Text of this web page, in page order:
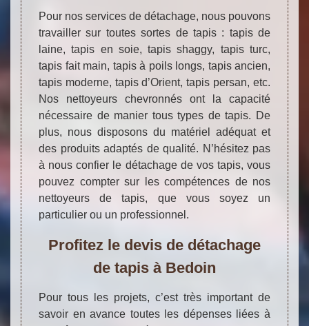
Pour nos services de détachage, nous pouvons
travailler sur toutes sortes de tapis : tapis de
laine, tapis en soie, tapis shaggy, tapis turc,
tapis fait main, tapis à poils longs, tapis ancien,
tapis moderne, tapis d’Orient, tapis persan, etc.
Nos nettoyeurs chevronnés ont la capacité
nécessaire de manier tous types de tapis. De
plus, nous disposons du matériel adéquat et
des produits adaptés de qualité. N’hésitez pas
à nous confier le détachage de vos tapis, vous
pouvez compter sur les compétences de nos
nettoyeurs de tapis, que vous soyez un
particulier ou un professionnel.
Profitez le devis de détachage
de tapis à Bedoin
Pour tous les projets, c’est très important de
savoir en avance toutes les dépenses liées à